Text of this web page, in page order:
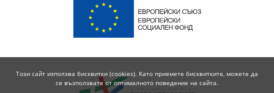
Този сайт използва бисквитки (cookies). Като приемете бисквитките, можете да
се възползвате от оптималното поведение на сайта.